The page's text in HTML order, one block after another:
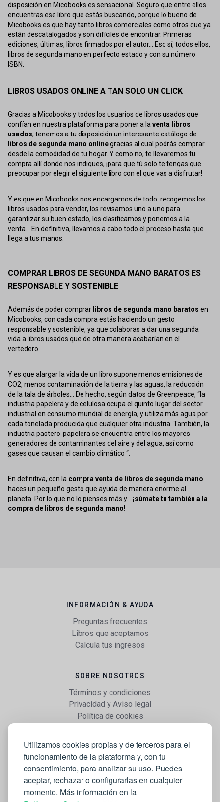
Utilizamos cookies propias y de terceros para el
funcionamiento de la plataforma y, con tu
consentimiento, para analizar su uso. Puedes
aceptar, rechazar o configurarlas en cualquier
momento. Más información en la
disposición en Micobooks es sensacional. Seguro que entre ellos
encuentras ese libro que estás buscando, porque lo bueno de
Micobooks es que hay tanto libros comerciales como otros que ya
están descatalogados y son difíciles de encontrar. Primeras
ediciones, últimas, libros firmados por el autor... Eso sí, todos ellos,
libros de segunda mano en perfecto estado y con su número
ISBN.
LIBROS USADOS ONLINE A TAN SOLO UN CLICK
Gracias a Micobooks y todos los usuarios de libros usados que
confían en nuestra plataforma para poner a laventa libros
usados, tenemos a tu disposición un interesante catálogo de
libros de segunda mano onlinegracias al cual podrás comprar
desde la comodidad de tu hogar. Y como no, te llevaremos tu
compra allí donde nos indiques, ¡para que tú solo te tengas que
preocupar por elegir el siguiente libro con el que vas a disfrutar!
Y es que en Micobooks nos encargamos de todo: recogemos los
libros usados para vender, los revisamos uno a uno para
garantizar su buen estado, los clasificamos y ponemos a la
venta... En definitiva, llevamos a cabo todo el proceso hasta que
llega a tus manos.
COMPRAR LIBROS DE SEGUNDA MANO BARATOS ES
RESPONSABLE Y SOSTENIBLE
Además de poder comprar libros de segunda mano baratos en
Micobooks, con cada compra estás haciendo un gesto
responsable y sostenible, ya que colaboras a dar una segunda
vida a libros usados que de otra manera acabarían en el
vertedero.
Y es que alargar la vida de un libro supone menos emisiones de
CO2, menos contaminación de la tierra y las aguas, la reducción
de la tala de árboles... De hecho, según datos de Greenpeace, “la
industria papelera y de celulosa ocupa el quinto lugar del sector
industrial en consumo mundial de energía, y utiliza más agua por
cada tonelada producida que cualquier otra industria. También, la
industria pastero-papelera se encuentra entre los mayores
generadores de contaminantes del aire y del agua, así como
gases que causan el cambio climático “.
En definitiva, con la compra venta de libros de segunda mano
haces un pequeño gesto que ayuda de manera enorme al
planeta. Por lo que no lo pienses más y... ¡súmate tú también a la
compra de libros de segunda mano!
INFORMACIÓN & AYUDA
Preguntas frecuentes
Libros que aceptamos
Calcula tus ingresos
SOBRE NOSOTROS
Términos y condiciones
Privacidad y Aviso legal
Política de cookies
WEB
Vender libros
Mi cuenta
Comprar libros